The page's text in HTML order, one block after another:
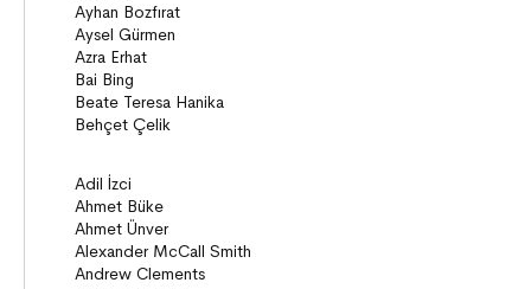
Anlatı
Gizemli Maceralar Koleksiyonu
Diziler
Behiç Ak Yetişkin Kitapları
Öykü